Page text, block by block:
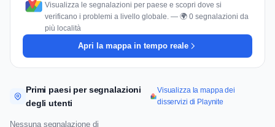
Visualizza le segnalazioni per paese e scopri dove si
verificano i problemi a livello globale. — 🌍 0 segnalazioni da
più località
Apri la mappa in tempo reale
Primi paesi per segnalazioni
degli utenti
Visualizza la mappa dei
disservizi di Playnite
Nessuna segnalazione di